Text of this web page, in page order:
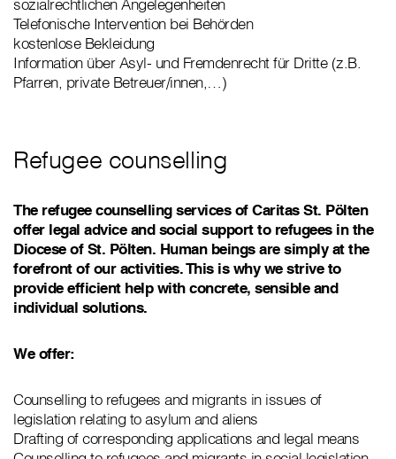
sozialrechtlichen Angelegenheiten
Telefonische Intervention bei Behörden
kostenlose Bekleidung
Information über Asyl- und Fremdenrecht für Dritte (z.B.
Pfarren, private Betreuer/innen,…)
Refugee counselling
The refugee counselling services of Caritas St. Pölten
offer legal advice and social support to refugees in the
Diocese of St. Pölten. Human beings are simply at the
forefront of our activities. This is why we strive to
provide efficient help with concrete, sensible and
individual solutions.
We offer:
Counselling to refugees and migrants in issues of
legislation relating to asylum and aliens
Drafting of corresponding applications and legal means